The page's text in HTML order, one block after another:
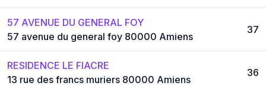
57 AVENUE DU GENERAL FOY
57 avenue du general foy 80000 Amiens
37
RESIDENCE LE FIACRE
13 rue des francs muriers 80000 Amiens
36